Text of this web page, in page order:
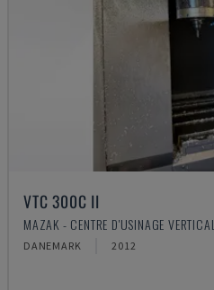
VTC 300C II
MAZAK - CENTRE D'USINAGE VERTICAL
DANEMARK 2012